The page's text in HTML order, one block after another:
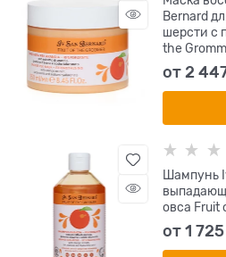
Bernard
шерсти с
the
от2
Шампунь
овса Fruit
от1 725